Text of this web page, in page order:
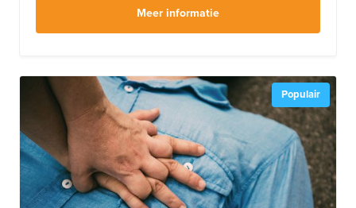
Meer informatie
Populair